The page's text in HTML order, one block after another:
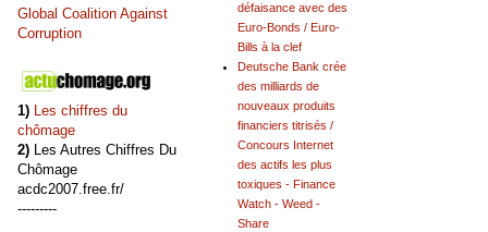
défaisance avec des
Euro-Bonds / Euro-
Bills à la clef
Deutsche Bank crée
des milliards de
nouveaux produits
financiers titrisés /
Concours Internet
des actifs les plus
toxiques - Finance
Watch - Weed -
Share
Global Coalition Against
Corruption
1) Les chiffres du
chômage
2) Les Autres Chiffres Du
Chômage
acdc2007.free.fr/
---------